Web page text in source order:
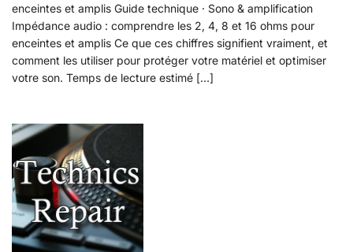
enceintes et amplis Guide technique · Sono & amplification
Impédance audio : comprendre les 2, 4, 8 et 16 ohms pour
enceintes et amplis Ce que ces chiffres signifient vraiment, et
comment les utiliser pour protéger votre matériel et optimiser
votre son. Temps de lecture estimé […]